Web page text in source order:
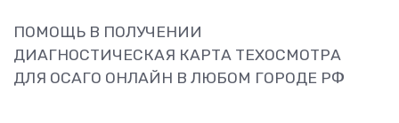
ПОМОЩЬ В ПОЛУЧЕНИИ
ДИАГНОСТИЧЕСКАЯ КАРТА ТЕХОСМОТРА
ДЛЯ ОСАГО ОНЛАЙН В ЛЮБОМ ГОРОДЕ РФ